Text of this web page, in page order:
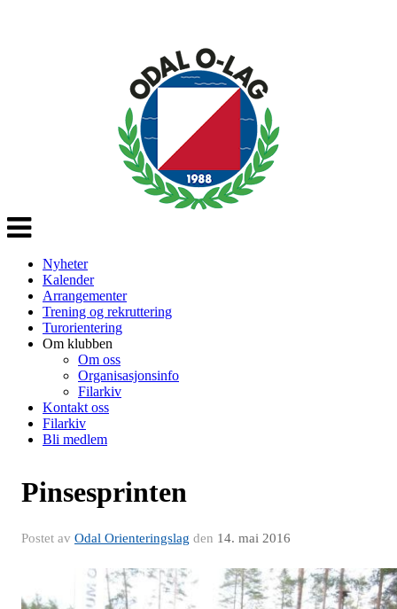
Veksle
navigasjon
Nyheter
Kalender
Arrangementer
Trening og rekruttering
Turorientering
Om klubben
Om oss
Organisasjonsinfo
Filarkiv
Kontakt oss
Filarkiv
Bli medlem
Pinsesprinten
Postet av Odal Orienteringslag den 14. mai 2016